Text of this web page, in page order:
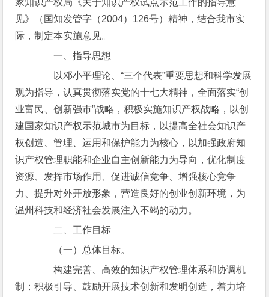
家知识产权局《关于知识产权试点示范工作的指导意
见》（国知发管字（2004）126号）精神，结合我市实
际，制定本实施意见。
一、指导思想
以邓小平理论、“三个代表”重要思想和科学发展
观为指导，认真贯彻落实党的十七大精神，全面落实“创
业富民、创新强市”战略，积极实施知识产权战略，以创
建国家知识产权示范城市为目标，以提高全社会知识产
权创造、管理、运用和保护能力为核心，以加强政府知
识产权管理职能和企业自主创新能力为导向，优化制度
资源、发挥市场作用、促进诚信竞争、增强核心竞争
力、提升对外开放形象，营造良好的创业创新环境，为
温州科技和经济社会发展注入不竭的动力。
二、工作目标
（一）总体目标。
构建完善、高效的知识产权管理体系和协调机
制；积极引导、鼓励开展技术创新和发明创造，着力培